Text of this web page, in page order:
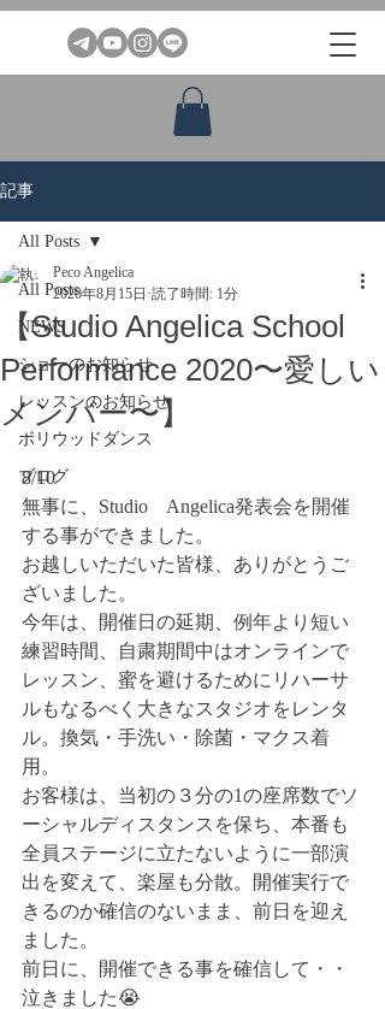
記事
All Posts
NEWS
ショーのお知らせ
レッスンのお知らせ
ボリウッドダンス
ブログ
All Posts
【Studio Angelica School
Performance 2020〜愛しい
メンバー〜】
Peco Angelica
2020年8月15日 読了時間: 1分
8/10
無事に、Studio　Angelica発表会を開催
する事ができました。
お越しいただいた皆様、ありがとうご
ざいました。
今年は、開催日の延期、例年より短い
練習時間、自粛期間中はオンラインで
レッスン、蜜を避けるためにリハーサ
ルもなるべく大きなスタジオをレンタ
ル。換気・手洗い・除菌・マクス着
用。
お客様は、当初の３分の1の座席数でソ
ーシャルディスタンスを保ち、本番も
全員ステージに立たないように一部演
出を変えて、楽屋も分散。開催実行で
きるのか確信のないまま、前日を迎え
ました。
前日に、開催できる事を確信して・・
泣きました😭